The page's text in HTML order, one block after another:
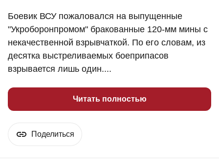
Боевик ВСУ пожаловался на выпущенные
"Укроборонпромом" бракованные 120-мм мины с
некачественной взрывчаткой. По его словам, из
десятка выстреливаемых боеприпасов
взрывается лишь один....
Читать полностью
Поделиться